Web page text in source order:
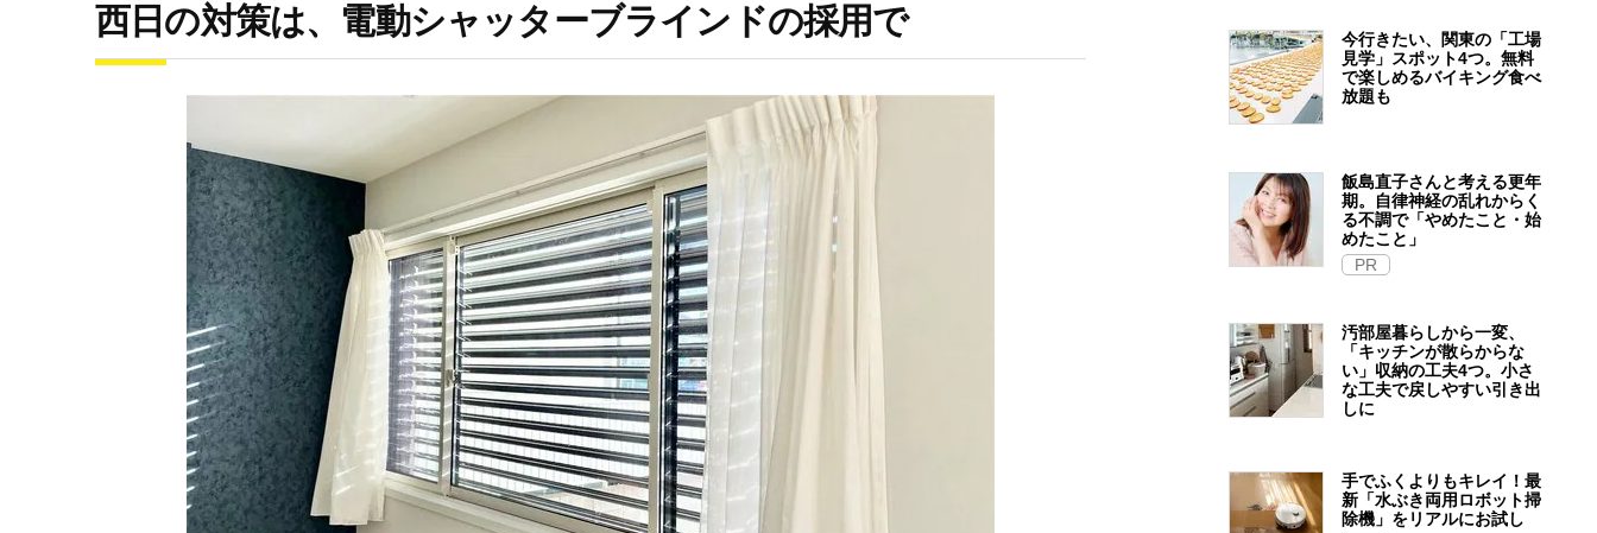
西日の対策は、電動シャッターブラインドの採用で
今行きたい、関東の「工場
見学」スポット4つ。無料
で楽しめるバイキング食べ
放題も
飯島直子さんと考える更年
期。自律神経の乱れからく
る不調で「やめたこと・始
めたこと」
PR
汚部屋暮らしから一変、
「キッチンが散らからな
い」収納の工夫4つ。小さ
な工夫で戻しやすい引き出
しに
手でふくよりもキレイ！最
新「水ぶき両用ロボット掃
除機」をリアルにお試し